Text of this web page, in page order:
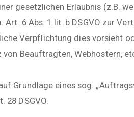
gesetzlichen Erlaubnis (z.B.
6 Abs. 1 lit. b DSGVO zur
Verpflichtung dies vorsieht
Beauftragten, Webhostern,
Grundlage eines sog.
28 DSGVO.